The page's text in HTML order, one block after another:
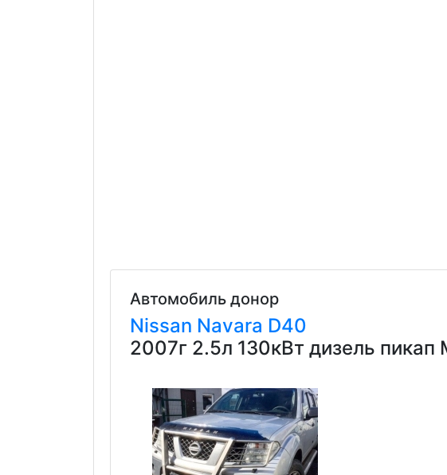
Автомобиль донор
Nissan Navara D40
2007г 2.5л 130кВт дизель